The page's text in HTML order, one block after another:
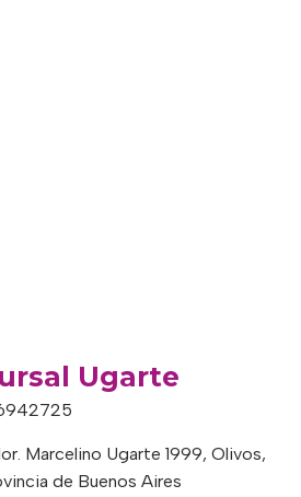
Ugarte
Marcelino Ugarte 1999, Olivos,
de Buenos Aires